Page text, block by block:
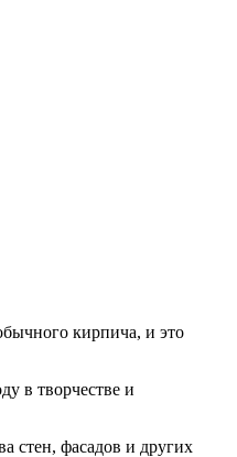
кирпича, и это
в творчестве и
стен, фасадов и других